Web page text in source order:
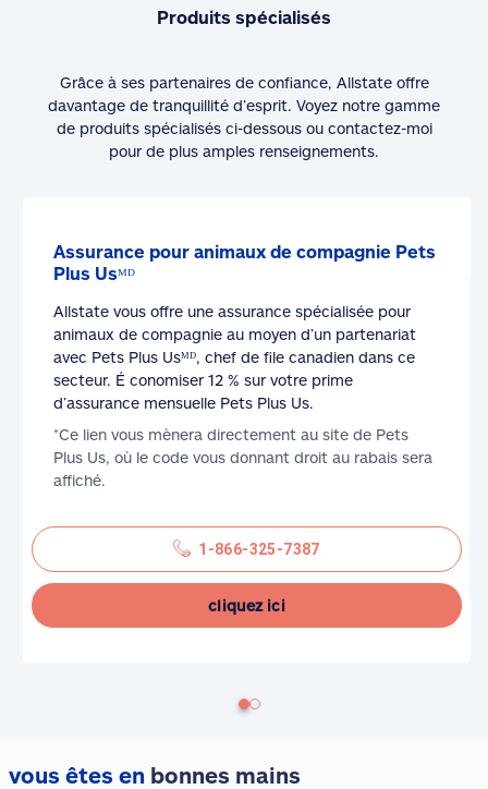
Produits spécialisés
Grâce à ses partenaires de confiance, Allstate offre
davantage de tranquillité d’esprit. Voyez notre gamme
de produits spécialisés ci-dessous ou contactez-moi
pour de plus amples renseignements.
Assurance pour animaux de compagnie Pets
Plus Usᴹᴰ
Allstate vous offre une assurance spécialisée pour
animaux de compagnie au moyen d’un partenariat
avec Pets Plus Usᴹᴰ, chef de file canadien dans ce
secteur. É conomiser 12 % sur votre prime
d’assurance mensuelle Pets Plus Us.
*Ce lien vous mènera directement au site de Pets
Plus Us, où le code vous donnant droit au rabais sera
affiché.
1-866-325-7387
cliquez ici
vous êtes en bonnes mains